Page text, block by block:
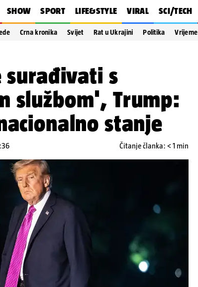
SHOW SPORT LIFE&STYLE VIRAL SCI/TECH
Crna kronika Svijet Rat u Ukrajini Politika Vrijeme
surađivati s
službom', Trump:
stanje
Čitanje članka: < 1 min